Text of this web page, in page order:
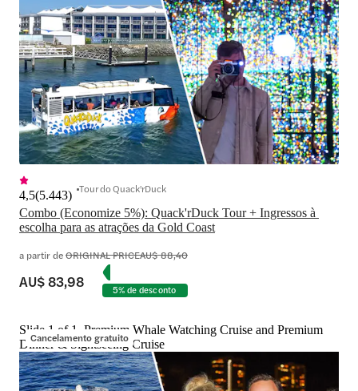
Combo (Economize 5%): Quack'rDuck Tour + Ingressos à
escolha para as atrações da Gold Coast
4,5(5.443) Tour do Quack'rDuck
a partir deORIGINAL PRICEAU$ 88,40
AU$ 83,98 5% de desconto
Cancelamento gratuito
Slide 1 of 1, Premium Whale Watching Cruise and Premium
Dinner & Sightseeing Cruise